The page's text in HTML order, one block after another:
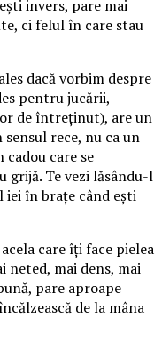
invers, pare mai
ci felul în care stau
dacă vorbim despre
pentru jucării,
de întreținut), are un
sensul rece, nu ca un
care se
grijă. Te vezi lăsându-l
în brațe când ești
care îți face pielea
neted, mai dens, mai
pare aproape
de la mâna